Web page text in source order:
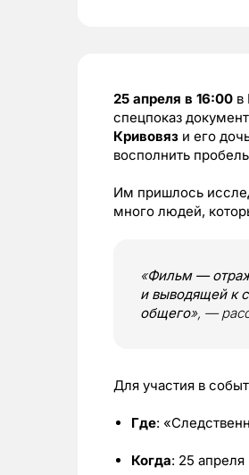
25 апреля в 16:00 в
спецпоказ
Кривовяз и его
восполнить
Им пришлось
много людей,
«Фильм —
и выводящей к
общего», —
Для участия в
Где:
Когда: 25 апреля